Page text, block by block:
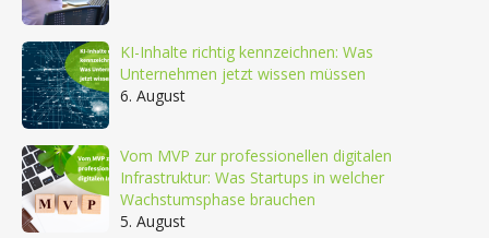
KI-Inhalte richtig kennzeichnen: Was
Unternehmen jetzt wissen müssen
6. August
Vom MVP zur professionellen digitalen
Infrastruktur: Was Startups in welcher
Wachstumsphase brauchen
5. August